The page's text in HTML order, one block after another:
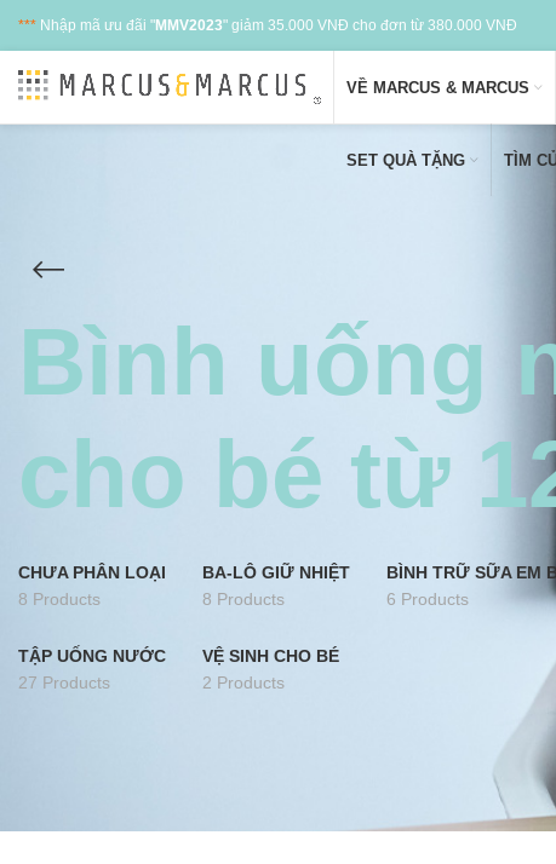
*** Nhập mã ưu đãi "MMV2023" giảm 35.000 VNĐ cho đơn từ 380.000 VNĐ
VỀ MARCUS & MARCUS
SET QUÀ TẶNG TÌM
Bình uống
cho bé từ
CHƯA PHÂN LOẠI
8 Products
BA-LÔ GIỮ NHIỆT
8 Products
BÌNH TRỮ SỮA EM
6 Products
TẬP UỐNG NƯỚC
27 Products
VỆ SINH CHO BÉ
2 Products